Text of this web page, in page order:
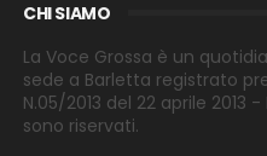
CHI SIAMO
La Voce Grossa è un
sede a Barletta registrato
N.05/2013 del 22 aprile
sono riservati.